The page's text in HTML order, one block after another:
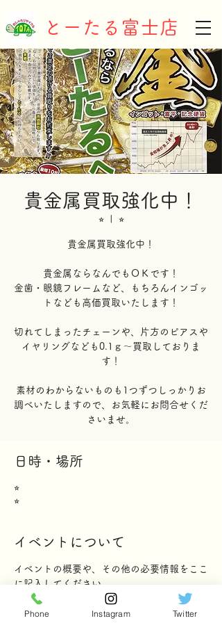
とーたる富士店
貴金属買取強化中！
⭐︎
  |
⭐︎
貴金属買取強化中！
貴金属ならなんでもＯＫです！
金歯・眼鏡フレームなど、もちろんインゴッ
トなども高価買取いたします！
切れてしまったチェーンや、片方のピアスや
イヤリングなども0.1ｇ～買取しておりま
す！
素材のわからないものも1つずつしっかりお
調べいたしますので、お気軽にお問合せくだ
さいませ。
日時・場所
⭐︎
⭐︎
イベントについて
イベントの概要や、その他の必要情報をここ
に記入してください。
イベントスケジュールの詳細やおすすめの服
装、その他参加者の参考になる情報を載せま
Phone Instagram Twitter